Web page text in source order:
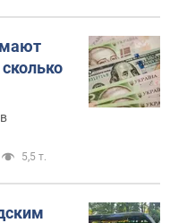
5,5 т.